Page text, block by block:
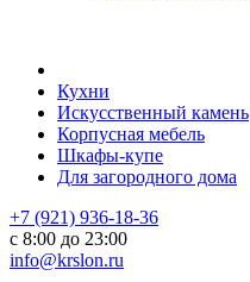
Кухни
Искусственный камень
Корпусная мебель
Шкафы-купе
Для загородного дома
+7 (921) 936-18-36
с 8:00 до 23:00
info@krslon.ru